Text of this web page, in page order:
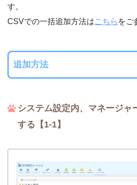
す。
CSVでの一括追加方法はこちら をご
追加方法
システム設定内、マネージャ
する【1-1】